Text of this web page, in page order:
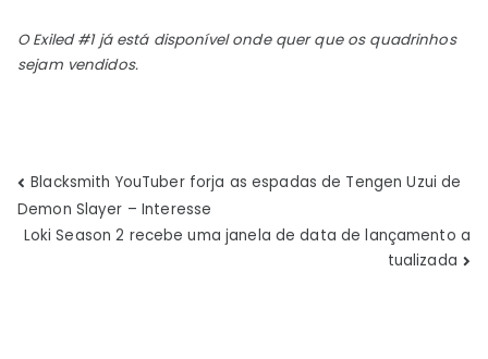
O Exiled #1 já está disponível onde quer que os quadrinhos
sejam vendidos.
Navegação
de
Blacksmith YouTuber forja as espadas de Tengen Uzui de
Demon Slayer – Interesse
Loki Season 2 recebe uma janela de data de lançamento a
tualizada